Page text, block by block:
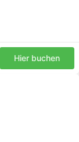
Hier buchen